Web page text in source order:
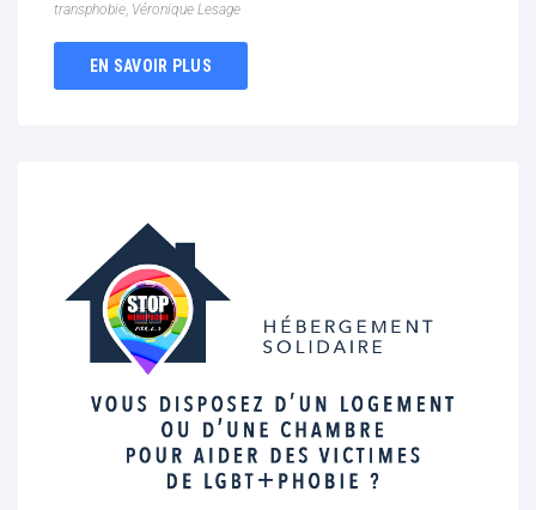
transphobie, Véronique Lesage
EN SAVOIR PLUS